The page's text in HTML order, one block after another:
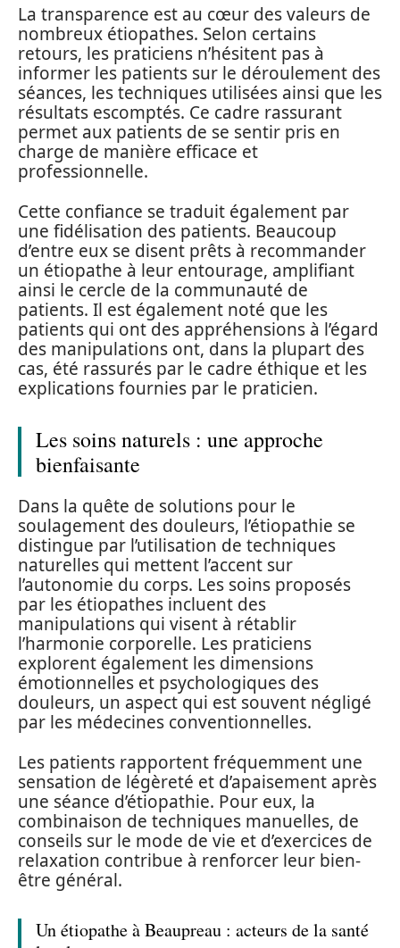
La transparence est au cœur des valeurs de
nombreux étiopathes. Selon certains
retours, les praticiens n’hésitent pas à
informer les patients sur le déroulement des
séances, les techniques utilisées ainsi que les
résultats escomptés. Ce cadre rassurant
permet aux patients de se sentir pris en
charge de manière efficace et
professionnelle.
Cette confiance se traduit également par
une fidélisation des patients. Beaucoup
d’entre eux se disent prêts à recommander
un étiopathe à leur entourage, amplifiant
ainsi le cercle de la communauté de
patients. Il est également noté que les
patients qui ont des appréhensions à l’égard
des manipulations ont, dans la plupart des
cas, été rassurés par le cadre éthique et les
explications fournies par le praticien.
Les soins naturels : une approche
bienfaisante
Dans la quête de solutions pour le
soulagement des douleurs, l’étiopathie se
distingue par l’utilisation de techniques
naturelles qui mettent l’accent sur
l’autonomie du corps. Les soins proposés
par les étiopathes incluent des
manipulations qui visent à rétablir
l’harmonie corporelle. Les praticiens
explorent également les dimensions
émotionnelles et psychologiques des
douleurs, un aspect qui est souvent négligé
par les médecines conventionnelles.
Les patients rapportent fréquemment une
sensation de légèreté et d’apaisement après
une séance d’étiopathie. Pour eux, la
combinaison de techniques manuelles, de
conseils sur le mode de vie et d’exercices de
relaxation contribue à renforcer leur bien-
être général.
Un étiopathe à Beaupreau : acteurs de la santé